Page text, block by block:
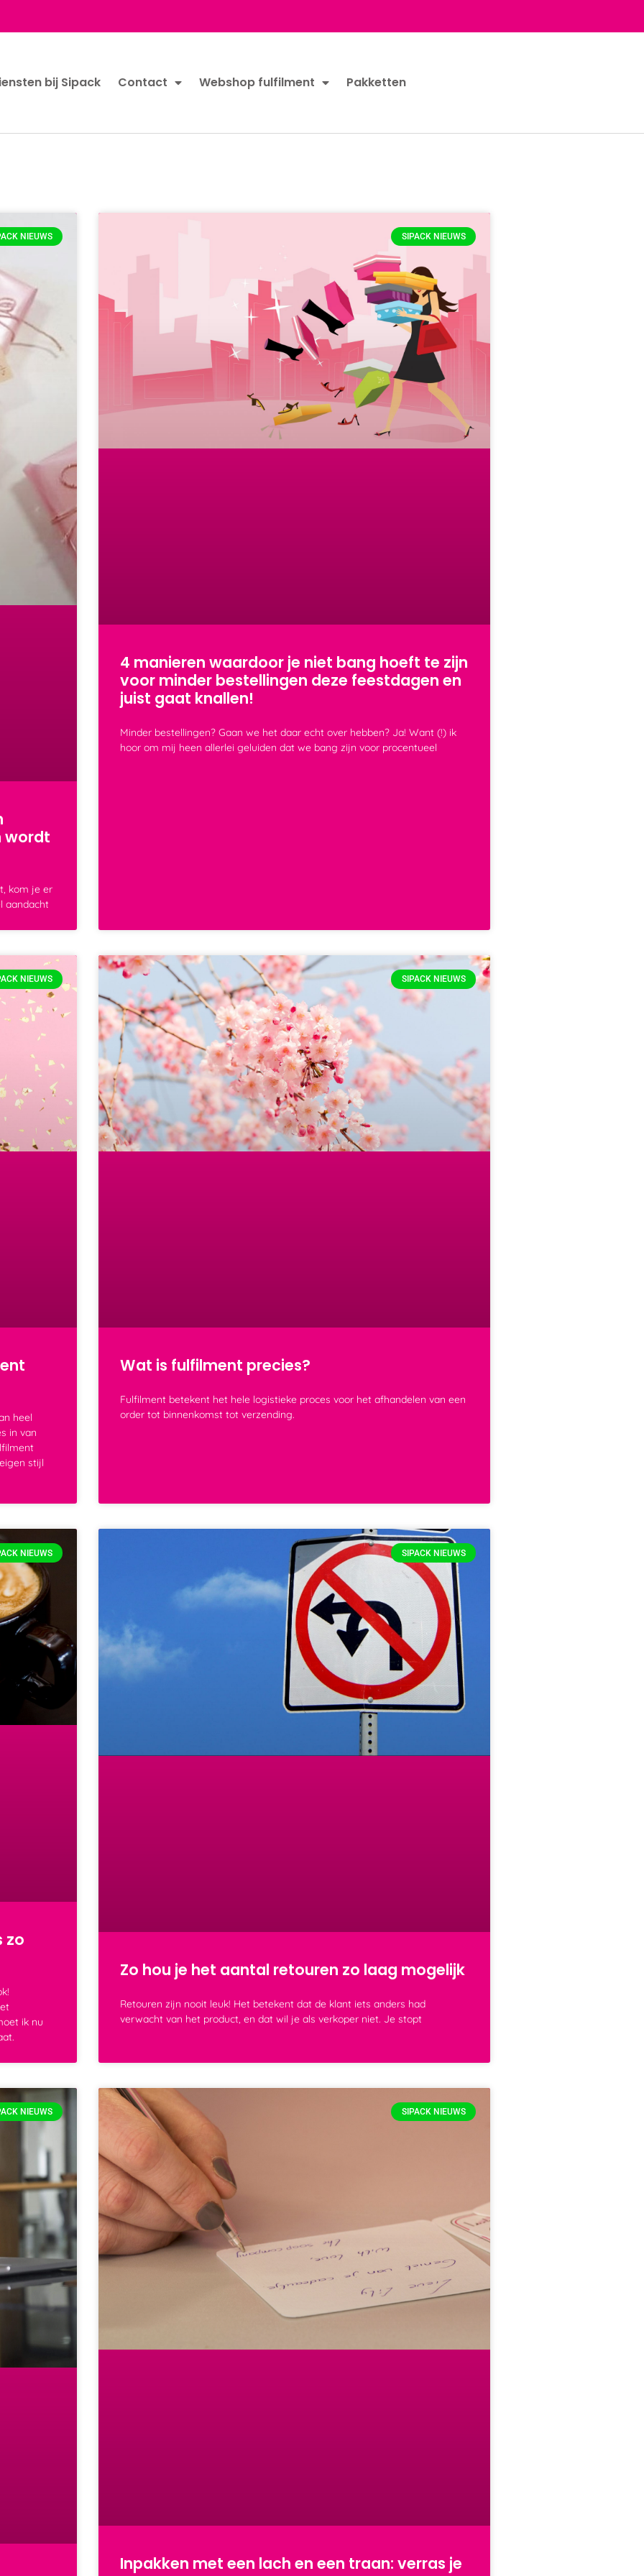
bij Sipack Contact Webshop fulfilment Pakketten
NIEUWS
wordt
kom je er
aandacht
SIPACK NIEUWS
4 manieren waardoor je niet bang hoeft te zijn
voor minder bestellingen deze feestdagen en
juist gaat knallen!
Minder bestellingen? Gaan we het daar echt over hebben? Ja! Want (!) ik
hoor om mij heen allerlei geluiden dat we bang zijn voor procentueel
NIEUWS
heel
in van
stijl
SIPACK NIEUWS
Wat is fulfilment precies?
Fulfilment betekent het hele logistieke proces voor het afhandelen van een
order tot binnenkomst tot verzending.
NIEUWS
zo
ik nu
SIPACK NIEUWS
Zo hou je het aantal retouren zo laag mogelijk
Retouren zijn nooit leuk! Het betekent dat de klant iets anders had
verwacht van het product, en dat wil je als verkoper niet. Je stopt
NIEUWS SIPACK NIEUWS
Inpakken met een lach en een traan: verras je